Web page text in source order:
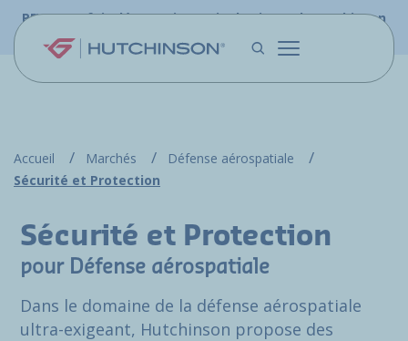
Aller au contenu principal
PFW.aero fait désormais partie du site web Hutchinson
Accueil Marchés
Défense aérospatiale
Sécurité et Protection
Sécurité et Protection
pour Défense aérospatiale
Dans le domaine de la défense aérospatiale
ultra-exigeant, Hutchinson propose des